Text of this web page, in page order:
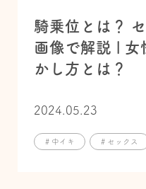
騎乗位とは？
画像で解説 | 女
かし方とは？
2024.05.23
# 中イキ # セックス